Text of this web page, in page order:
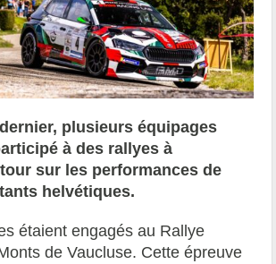
plusieurs équipages
à des rallyes à
sur les performances de
helvétiques.
étaient engagés au Rallye
de Vaucluse. Cette épreuve